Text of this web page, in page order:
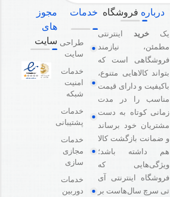
درباره فروشگاه
یک خریداینترنتی
مطمئن، نیازمند
فروشگاهی است که
بتواند کالاهایی متنوع،
باکیفیت و دارای قیمت
مناسب را در مدت
زمانی کوتاه به دست
مشتریان خود برساند
و ضمانت بازگشت کالا
هم داشته باشد؛
ویژگی‌هایی که
فروشگاه اینترنتی آی
تی سرچ سال‌هاست بر
خدمات
طراحی
سایت
خدمات
امنیت
شبکه
خدمات
پشتیبانی
خدمات
مجازی
سازی
خدمات
دوربین
مجوز
های
سایت